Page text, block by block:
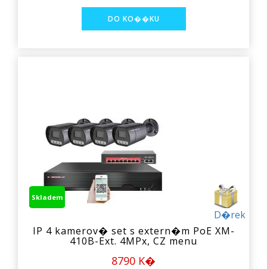
D�rek
Skladem
IP 4 kamerov� set s extern�m PoE XM-
410B-Ext. 4MPx, CZ menu
8790 K�